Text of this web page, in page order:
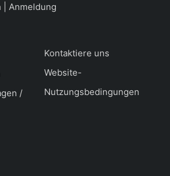
| Anmeldung
/
Kontaktiere uns
Website-
Nutzungsbedingungen